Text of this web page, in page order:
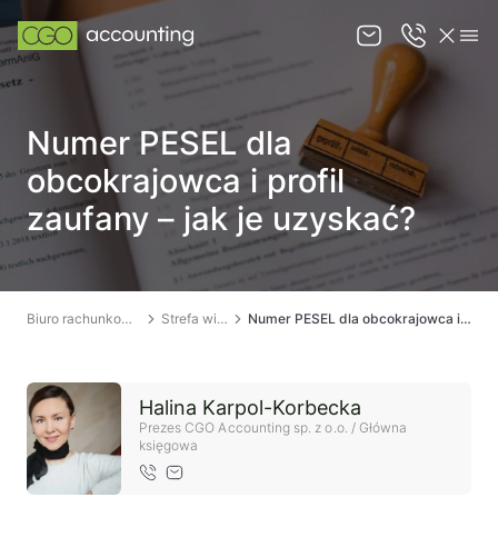
Oferta
Strefa wiedzy
Kontakt
Numer PESEL dla
obcokrajowca i profil
zaufany – jak je uzyskać?
Biuro rachunkowe Łódź Strefa wiedzy Numer PESEL dla obcokrajowca i profil zaufany – jak je uzyskać?
Halina Karpol-Korbecka
Prezes CGO Accounting sp. z o.o. / Główna
księgowa